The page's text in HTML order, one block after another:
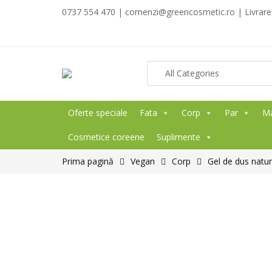
0737 554 470 | comenzi@greencosmetic.ro |
Oferte speciale Fata Corp Par
Cosmetice coreene Suplimente
Prima pagină Vegan Corp Gel de dus